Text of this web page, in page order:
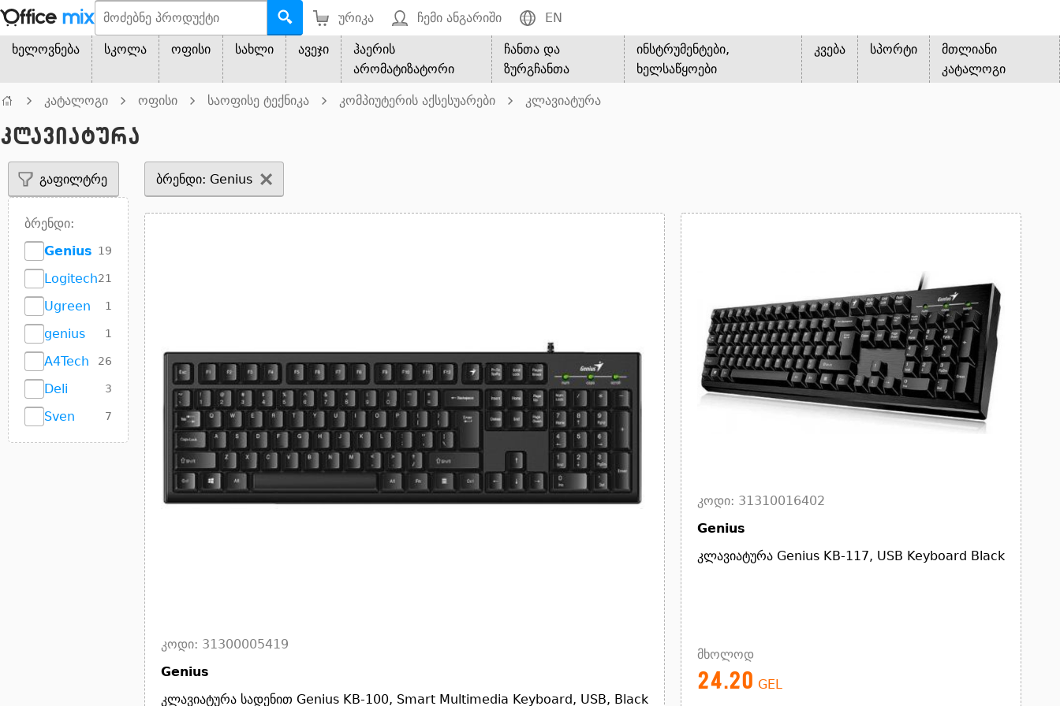
ურიკა ჩემი ანგარიში EN
ხელოვნება სკოლა ოფისი სახლი ავეჯი
ჰაერის
არომატიზატორი
ჩანთა და
ზურგჩანთა
ინსტრუმენტები,
ხელსაწყოები
კვება სპორტი
მთლიანი
კატალოგი
კატალოგი ოფისი საოფისე ტექნიკა კომპიუტერის აქსესუარები კლავიატურა
კლავიატურა
გაფილტრე
ბრენდი:
Genius 19
Logitech21
Ugreen 1
genius 1
A4Tech 26
Deli 3
Sven 7
ბრენდი: Genius
კოდი: 31300005419
Genius
კლავიატურა სადენით Genius KB-100, Smart Multimedia Keyboard, USB, Black
კოდი: 31310016402
Genius
კლავიატურა Genius KB-117, USB Keyboard Black
მხოლოდ
24.20 GEL